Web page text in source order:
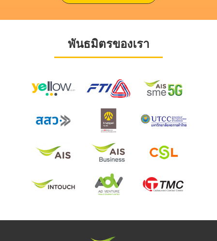
พันธมิตรของเรา